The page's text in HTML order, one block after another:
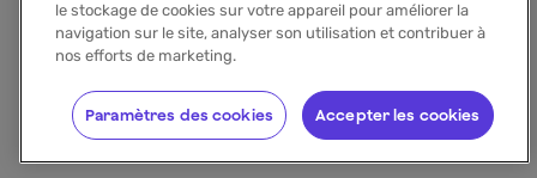
le stockage de cookies sur votre appareil pour améliorer la
navigation sur le site, analyser son utilisation et contribuer à
nos efforts de marketing.
Accepter les cookies
Paramètres des cookies